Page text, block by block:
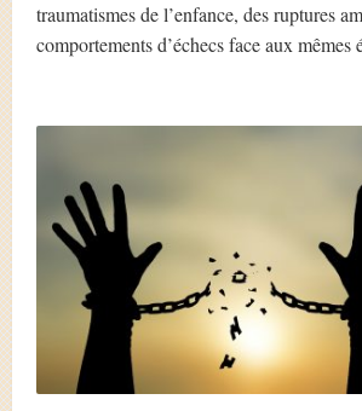
traumatismes de l’enfance, des ruptures
comportements d’échecs face aux